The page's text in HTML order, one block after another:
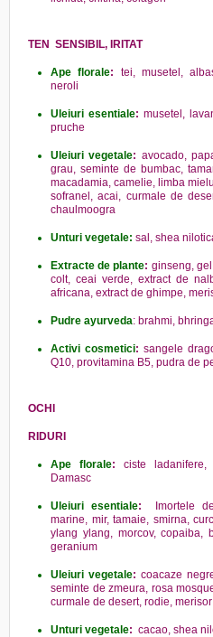
TEN SENSIBIL, IRITAT
Ape florale: tei, musetel,
neroli
Uleiuri esentiale: musetel,
pruche
Uleiuri vegetale: avocado,
grau, seminte de bumbac,
macadamia, camelie, limba
sofranel, acai, curmale de
chaulmoogra
Unturi vegetale: sal, shea
Extracte de plante: ginseng,
colt, ceai verde, extract de
africana, extract de ghimpe,
Pudre ayurveda: brahmi,
Activi cosmetici: sangele
Q10, provitamina B5, pudra de
OCHI
RIDURI
Ape florale:ciste
Damasc
Uleiuri esentiale:
Imortele
marine, mir, tamaie, smirna,
ylang ylang, morcov, copaiba,
geranium
Uleiuri vegetale:coacaze
seminte de zmeura, rosa
curmale de desert, rodie, merisor
Unturi vegetale: cacao, shea